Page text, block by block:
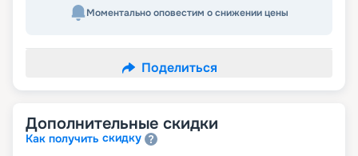
Моментально оповестим о снижении цены
Поделиться
Дополнительные скидки
Как получить скидку